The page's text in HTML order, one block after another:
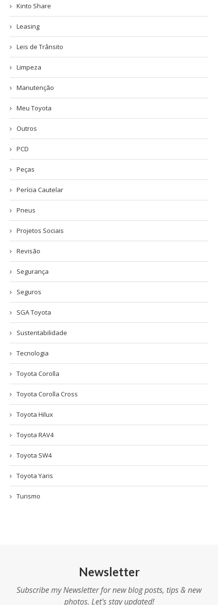
Kinto Share
Leasing
Leis de Trânsito
Limpeza
Manutenção
Meu Toyota
Outros
PCD
Peças
Perícia Cautelar
Pneus
Projetos Sociais
Revisão
Segurança
Seguros
SGA Toyota
Sustentabilidade
Tecnologia
Toyota Corolla
Toyota Corolla Cross
Toyota Hilux
Toyota RAV4
Toyota SW4
Toyota Yaris
Turismo
Newsletter
Subscribe my Newsletter for new blog posts, tips & new
photos. Let's stay updated!